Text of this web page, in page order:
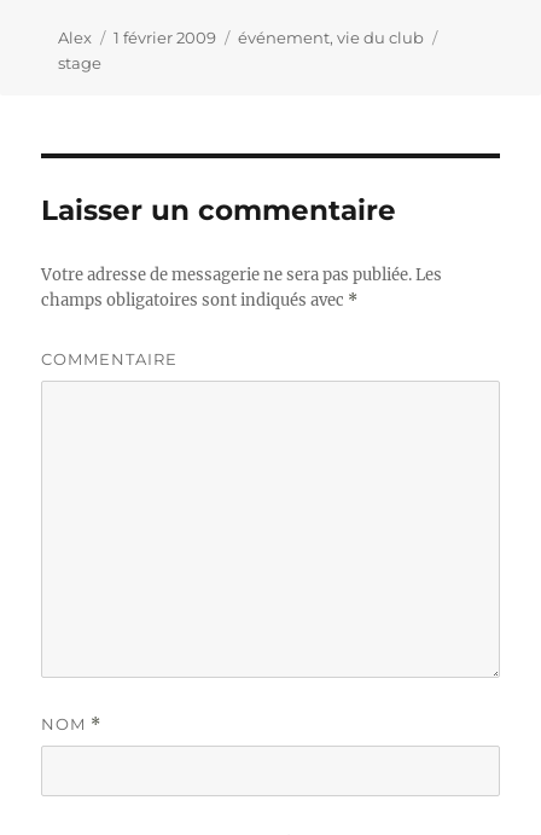
Auteur
Alex
Publié
1 février 2009 Catégories
événement, vie du club
stage
Laisser un commentaire
Votre adresse de messagerie ne sera pas publiée.Les
champs obligatoires sont indiqués avec *
COMMENTAIRE
NOM *